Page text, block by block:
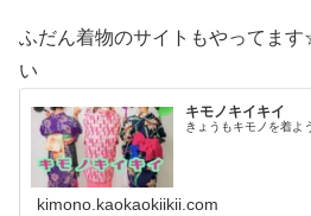
ふだん着物のサイトもやってま
い
キモノキイキイ
きょうもキモノを着よ
kimono.kaokaokiikii.com